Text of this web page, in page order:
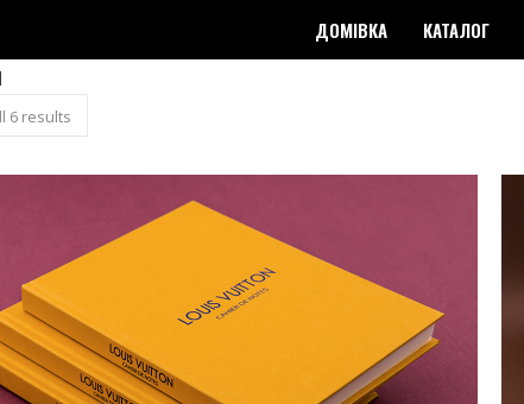
ДОМІВКА КАТАЛОГ
6 results